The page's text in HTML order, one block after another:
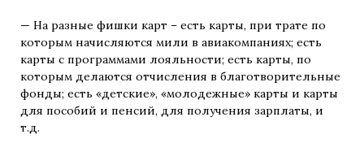
— На разные фишки карт – есть карты, при трате по
которым начисляются мили в авиакомпаниях; есть
карты с программами лояльности; есть карты, по
которым делаются отчисления в благотворительные
фонды; есть «детские», «молодежные» карты и карты
для пособий и пенсий, для получения зарплаты, и
т.д.